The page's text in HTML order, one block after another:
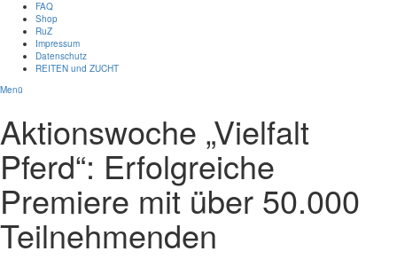
FAQ
Shop
RuZ
Impressum
Datenschutz
REITEN und ZUCHT
Menü
Aktionswoche „Vielfalt
Pferd“: Erfolgreiche
Premiere mit über 50.000
Teilnehmenden